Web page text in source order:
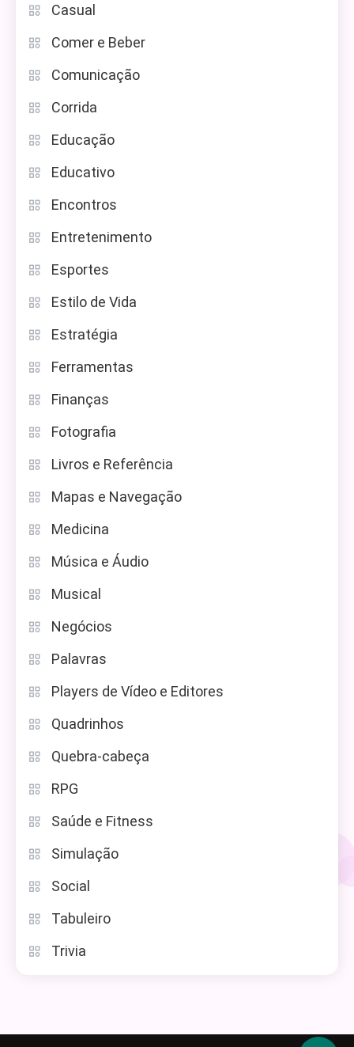
Casual
Comer e Beber
Comunicação
Corrida
Educação
Educativo
Encontros
Entretenimento
Esportes
Estilo de Vida
Estratégia
Ferramentas
Finanças
Fotografia
Livros e Referência
Mapas e Navegação
Medicina
Música e Áudio
Musical
Negócios
Palavras
Players de Vídeo e Editores
Quadrinhos
Quebra-cabeça
RPG
Saúde e Fitness
Simulação
Social
Tabuleiro
Trivia